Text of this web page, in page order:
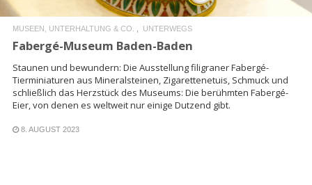
MUSEEN, UNTERHALTUNG & CO. UNTERWEGS
Fabergé-Museum Baden-Baden
Staunen und bewundern: Die Ausstellung filigraner Fabergé-
Tierminiaturen aus Mineralsteinen, Zigarettenetuis, Schmuck und
schließlich das Herzstück des Museums: Die berühmten Fabergé-
Eier, von denen es weltweit nur einige Dutzend gibt.
8. AUGUST 2023